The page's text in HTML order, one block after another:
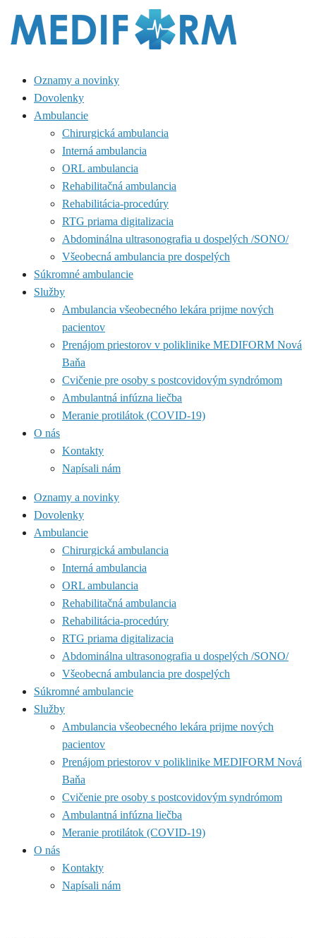
Oznamy a novinky
Dovolenky
Ambulancie
Chirurgická ambulancia
Interná ambulancia
ORL ambulancia
Rehabilitačná ambulancia
Rehabilitácia-procedúry
RTG priama digitalizacia
Abdominálna ultrasonografia u dospelých /SONO/
Všeobecná ambulancia pre dospelých
Súkromné ambulancie
Služby
Ambulancia všeobecného lekára prijme nových
pacientov
Prenájom priestorov v poliklinike MEDIFORM Nová
Baňa
Cvičenie pre osoby s postcovidovým syndrómom
Ambulantná infúzna liečba
Meranie protilátok (COVID-19)
O nás
Kontakty
Napísali nám
Oznamy a novinky
Dovolenky
Ambulancie
Chirurgická ambulancia
Interná ambulancia
ORL ambulancia
Rehabilitačná ambulancia
Rehabilitácia-procedúry
RTG priama digitalizacia
Abdominálna ultrasonografia u dospelých /SONO/
Všeobecná ambulancia pre dospelých
Súkromné ambulancie
Služby
Ambulancia všeobecného lekára prijme nových
pacientov
Prenájom priestorov v poliklinike MEDIFORM Nová
Baňa
Cvičenie pre osoby s postcovidovým syndrómom
Ambulantná infúzna liečba
Meranie protilátok (COVID-19)
O nás
Kontakty
Napísali nám